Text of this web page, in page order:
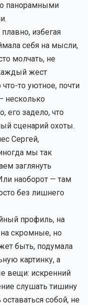
панорамными
избегая
себя на мысли,
молчать, не
жест
то уютное, почти
несколько
его задело, что
сценарий охоты.
Сергей,
мы так
заглянуть
наоборот — там
без лишнего
профиль, на
скромные, но
быть, подумала
картинку, а
вещи: искренний
слушать тишину
собой, не